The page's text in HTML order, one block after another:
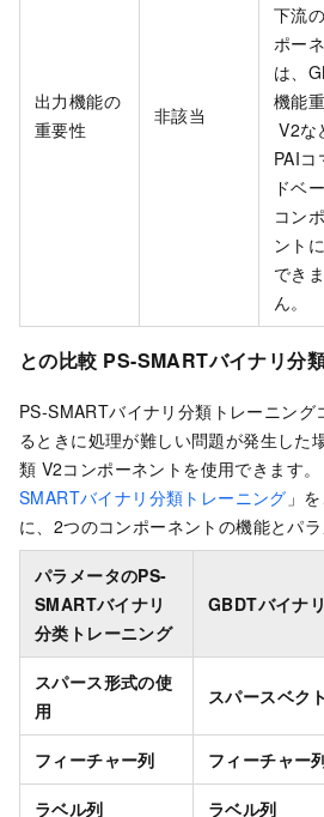
出力機能の
重要性
非該当
下流
ポー
は、
機能
V2な
PAIコ
ドベ
コン
ント
でき
ん。
との比較 PS-SMARTバイナリ分
PS-SMARTバイナリ分類トレーニング
るときに処理が難しい問題が発生した
類 V2コンポーネントを使用できます
SMARTバイナリ分類トレーニング 」
に、2つのコンポーネントの機能とパラ
パラメータのPS-
SMARTバイナリ
分类トレーニング
GBDTバイナ
スパース形式の使
用
スパースベク
フィーチャー列 フィーチャー
ラベル列 ラベル列